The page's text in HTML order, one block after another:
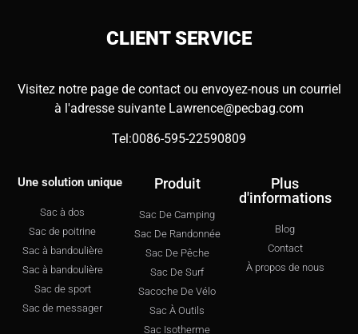
CLIENTSERVICE
Visitez notre page de contact ou envoyez-nous un courriel
à l'adresse suivante Lawrence@pecbag.com
Tel:0086-595-22590809
Une solution unique
Sac à dos
Sac de poitrine
Sac à bandoulière
Sac à bandoulière
Sac de sport
Sac de messager
Produit
Sac De Camping
Sac De Randonnée
Sac De Pêche
Sac De Surf
Sacoche De Vélo
Sac À Outils
Sac Isotherme
Plus
d'informations
Blog
Contact
À propos de nous